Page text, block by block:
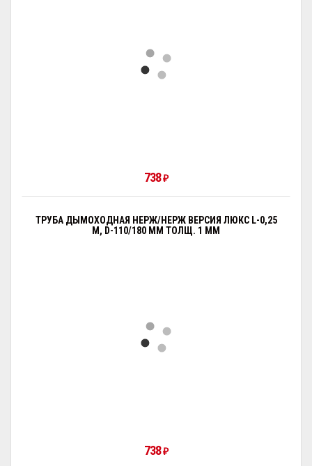
738₽
ТРУБА ДЫМОХОДНАЯ НЕРЖ/НЕРЖ ВЕРСИЯ ЛЮКС L-0,25
М, D-110/180 ММ ТОЛЩ. 1 ММ
738₽